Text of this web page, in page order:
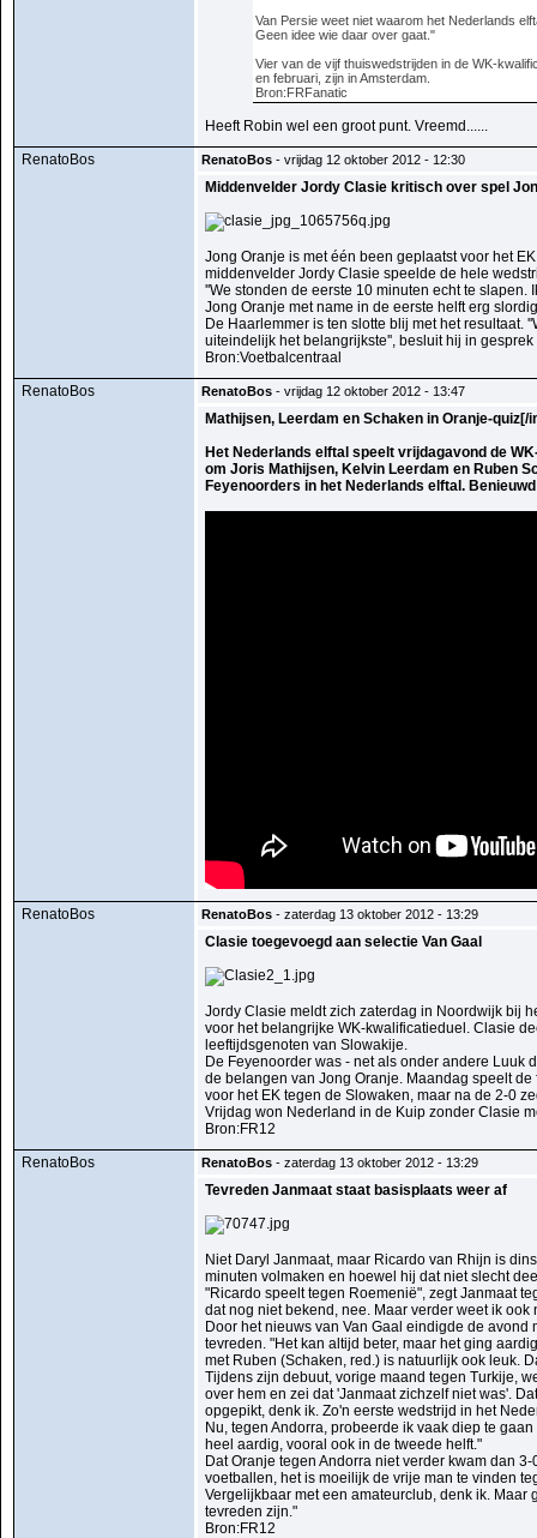
Van Persie weet niet waarom het Nederlands
Geen idee wie daar over gaat."
Vier van de vijf thuiswedstrijden in de WK-
en februari, zijn in Amsterdam.
Bron:FRFanatic
Heeft Robin wel een groot punt. Vreemd......
RenatoBos
RenatoBos - vrijdag 12 oktober 2012 - 12:30
Middenvelder Jordy Clasie kritisch over spel
Jong Oranje is met één been geplaatst voor het
middenvelder Jordy Clasie speelde de hele
''We stonden de eerste 10 minuten echt te
Jong Oranje met name in de eerste helft erg
De Haarlemmer is ten slotte blij met het resultaat.
uiteindelijk het belangrijkste'', besluit hij in gesprek
Bron:Voetbalcentraal
RenatoBos
RenatoBos - vrijdag 12 oktober 2012 - 13:47
Mathijsen, Leerdam en Schaken in Oranje-quiz[/
Het Nederlands elftal speelt vrijdagavond de
om Joris Mathijsen, Kelvin Leerdam en Ruben
Feyenoorders in het Nederlands elftal.
RenatoBos RenatoBos - zaterdag 13 oktober 2012 - 13:29
Clasie toegevoegd aan selectie Van Gaal
Jordy Clasie meldt zich zaterdag in Noordwijk bij
voor het belangrijke WK-kwalificatieduel. Clasie
leeftijdsgenoten van Slowakije.
De Feyenoorder was - net als onder andere Luuk
de belangen van Jong Oranje. Maandag speelt
voor het EK tegen de Slowaken, maar na de 2-0
Vrijdag won Nederland in de Kuip zonder Clasie
Bron:FR12
RenatoBos
RenatoBos - zaterdag 13 oktober 2012 - 13:29
Tevreden Janmaat staat basisplaats weer af
Niet Daryl Janmaat, maar Ricardo van Rhijn is
minuten volmaken en hoewel hij dat niet slecht
"Ricardo speelt tegen Roemenië", zegt Janmaat
dat nog niet bekend, nee. Maar verder weet ik
Door het nieuws van Van Gaal eindigde de
tevreden. "Het kan altijd beter, maar het ging
met Ruben (Schaken, red.) is natuurlijk ook leuk.
Tijdens zijn debuut, vorige maand tegen Turkije,
over hem en zei dat 'Janmaat zichzelf niet was'.
opgepikt, denk ik. Zo'n eerste wedstrijd in het
Nu, tegen Andorra, probeerde ik vaak diep te
heel aardig, vooral ook in de tweede helft."
Dat Oranje tegen Andorra niet verder kwam dan
voetballen, het is moeilijk de vrije man te vinden
Vergelijkbaar met een amateurclub, denk ik.
tevreden zijn."
Bron:FR12